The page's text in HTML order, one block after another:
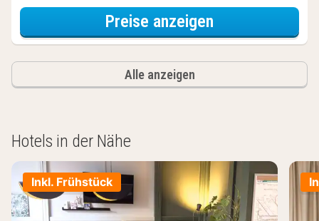
Preise anzeigen
Alle anzeigen
Hotels in der Nähe
Inkl. Frühstück